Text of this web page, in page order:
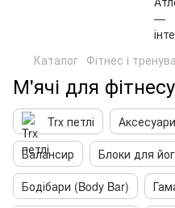
Каталог Фітнес і
М'ячі для
Trx петлі
Балансир
Блоки для
Бодібари (Body Bar)